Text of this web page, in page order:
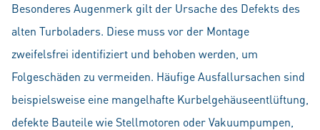
Besonderes Augenmerk gilt der Ursache des Defekts des
alten Turboladers. Diese muss vor der Montage
zweifelsfrei identifiziert und behoben werden, um
Folgeschäden zu vermeiden. Häufige Ausfallursachen sind
beispielsweise eine mangelhafte Kurbelgehäuseentlüftung,
defekte Bauteile wie Stellmotoren oder Vakuumpumpen,